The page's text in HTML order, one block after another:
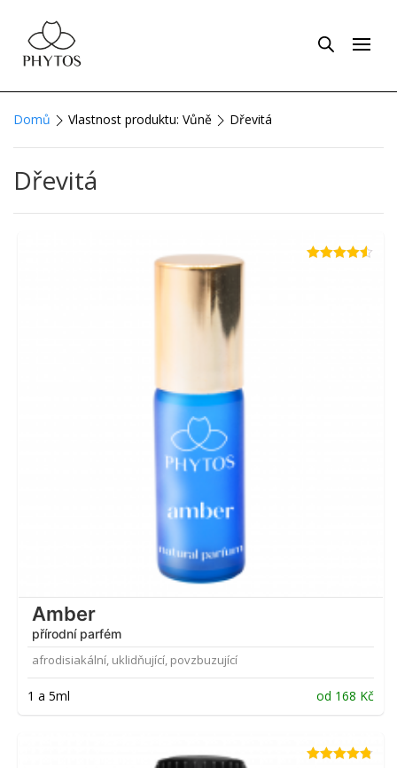
Domů Vlastnost produktu: Vůně Dřevitá
Dřevitá
Amber
přírodní parfém
afrodisiakální, uklidňující, povzbuzující
1 a 5ml od 168 Kč